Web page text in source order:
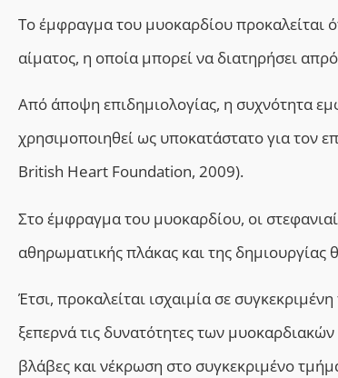
Το έμφραγμα του μυοκαρδίου προκαλείται
αίματος, η οποία μπορεί να διατηρήσει
Από άποψη επιδημιολογίας, η συχνότητα
χρησιμοποιηθεί ως υποκατάστατο για τον
British Heart Foundation, 2009).
Στο έμφραγμα του μυοκαρδίου, οι
αθηρωματικής πλάκας και της δημιουργίας
Έτσι, προκαλείται ισχαιμία σε
ξεπερνά τις δυνατότητες των
βλάβες και νέκρωση στο συγκεκριμένο